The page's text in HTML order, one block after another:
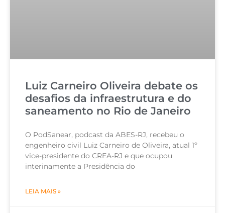
Luiz Carneiro Oliveira debate os
desafios da infraestrutura e do
saneamento no Rio de Janeiro
O PodSanear, podcast da ABES-RJ, recebeu o
engenheiro civil Luiz Carneiro de Oliveira, atual 1º
vice-presidente do CREA-RJ e que ocupou
interinamente a Presidência do
LEIA MAIS »